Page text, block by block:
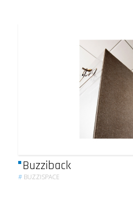
Buzziback
# BUZZISPACE